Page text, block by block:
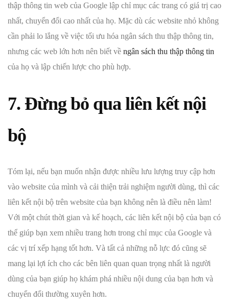
thập thông tin web của Google lập chỉ mục các trang có giá trị cao
nhất, chuyển đổi cao nhất của họ. Mặc dù các website nhỏ không
cần phải lo lắng về việc tối ưu hóa ngân sách thu thập thông tin,
nhưng các web lớn hơn nên biết về ngân sách thu thập thông tin
của họ và lập chiến lược cho phù hợp.
7. Đừng bỏ qua liên kết nội
bộ
Tóm lại, nếu bạn muốn nhận được nhiều lưu lượng truy cập hơn
vào website của mình và cải thiện trải nghiệm người dùng, thì các
liên kết nội bộ trên website của bạn không nên là điều nên làm!
Với một chút thời gian và kế hoạch, các liên kết nội bộ của bạn có
thể giúp bạn xem nhiều trang hơn trong chỉ mục của Google và
các vị trí xếp hạng tốt hơn. Và tất cả những nỗ lực đó cũng sẽ
mang lại lợi ích cho các bên liên quan quan trọng nhất là người
dùng của bạn giúp họ khám phá nhiều nội dung của bạn hơn và
chuyển đổi thường xuyên hơn.